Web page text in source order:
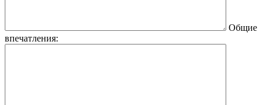
Общие
впечатления: